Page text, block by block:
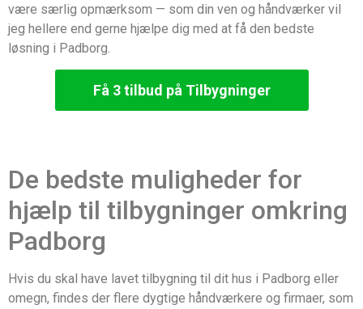
være særlig opmærksom — som din ven og håndværker vil
jeg hellere end gerne hjælpe dig med at få den bedste
løsning i Padborg.
Få 3 tilbud på Tilbygninger
De bedste muligheder for
hjælp til tilbygninger omkring
Padborg
Hvis du skal have lavet tilbygning til dit hus i Padborg eller
omegn, findes der flere dygtige håndværkere og firmaer, som